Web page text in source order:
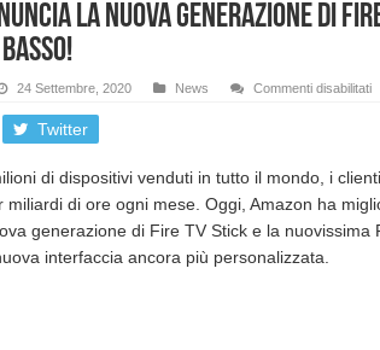
la nuova generazione di
24 Settembre, 2020 News Commenti disabilitatisu
di
Twitter
di dispositivi venduti in tutto il mondo, i
miliardi di ore ogni mese. Oggi, Amazon ha
generazione di Fire TV Stick e la nuovissima
interfaccia ancora più personalizzata.